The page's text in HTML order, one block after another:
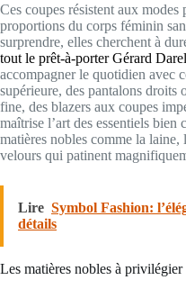
Ces coupes résistent aux modes
proportions du corps féminin
surprendre, elles cherchent à
tout le prêt-à-porter Gérard Darel
accompagner le quotidien avec
supérieure, des pantalons droits
fine, des blazers aux coupes
maîtrise l’art des essentiels bien
matières nobles comme la laine,
velours qui patinent
Lire Symbol Fashion:
détails
Les matières nobles à